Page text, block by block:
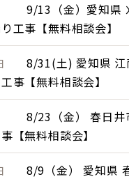
9/13（金）愛知県
工事【無料相談会】
8/31(土) 愛知県 江
事【無料相談会】
8/23（金） 春日井
【無料相談会】
8/9（金） 愛知県